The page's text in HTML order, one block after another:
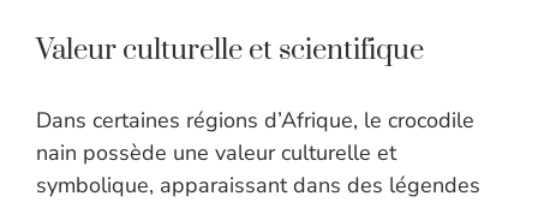
Valeur culturelle et scientifique
Dans certaines régions d’Afrique, le crocodile
nain possède une valeur culturelle et
symbolique, apparaissant dans des légendes